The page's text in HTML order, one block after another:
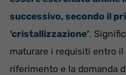
successivo, secondo il
‘cristallizzazione’.
maturare i requisiti entro il
riferimento e la domanda